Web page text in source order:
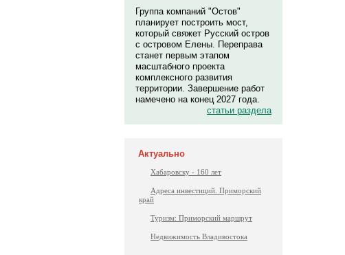
Группа компаний "Остов"
планирует построить мост,
который свяжет Русский остров
с островом Елены. Переправа
станет первым этапом
масштабного проекта
комплексного развития
территории. Завершение работ
намечено на конец 2027 года.
статьи раздела
Актуально
Хабаровску - 160 лет
Адреса инвестиций. Приморский
край
Туризм: Приморский маршрут
Недвижимость Владивостока